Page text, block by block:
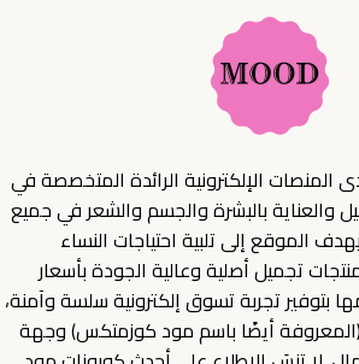
الإلكترونية الرائدة المتخصصة في
والعناية بالبشرة والجسم والشعر في جميع
الموقع إلى تلبية احتياجات النساء
تجميل أصلية وعالية الجودة بأسعار
بتوفير تجربة تسوق إلكترونية سلسة وآمنة،
أيضًا باسم مود كوزمتكس) وجهة